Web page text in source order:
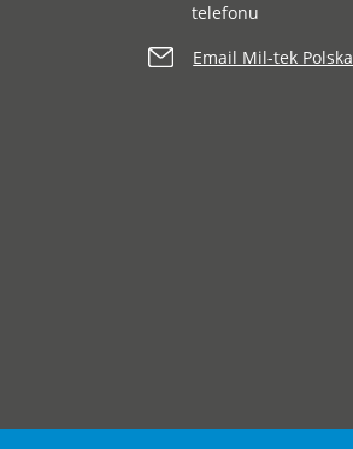
telefonu
Email Mil-tek Polska